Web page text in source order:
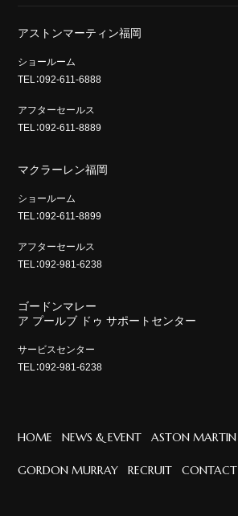
アストンマーティン福岡
ショールーム
TEL：092-611-6888
アフターセールス
TEL：092-611-8889
マクラーレン福岡
ショールーム
TEL：092-611-8899
アフターセールス
TEL：092-981-6238
ゴードンマレー
ア プールブ ドゥ サポートセンター
サービスセンター
TEL：092-981-6238
HOME NEWS & EVENT ASTON MARTIN
GORDON MURRAY RECRUIT CONTACT